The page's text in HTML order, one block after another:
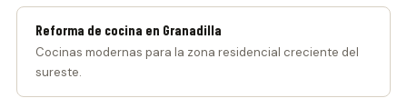
Reforma de cocina en Granadilla
Cocinas modernas para la zona residencial creciente del
sureste.